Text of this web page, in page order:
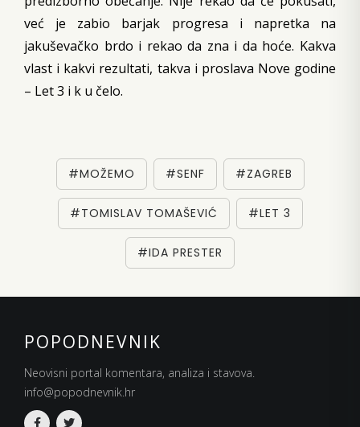
već je zabio barjak progresa i napretka na
jakuševačko brdo i rekao da zna i da hoće. Kakva
vlast i kakvi rezultati, takva i proslava Nove godine
– Let 3 i k u čelo.
#MOŽEMO #SENF #ZAGREB
#TOMISLAV TOMAŠEVIĆ #LET 3
#IDA PRESTER
POPODNEVNIK
Neovisni portal komentara, analiza i stavova.
info@popodnevnik.hr